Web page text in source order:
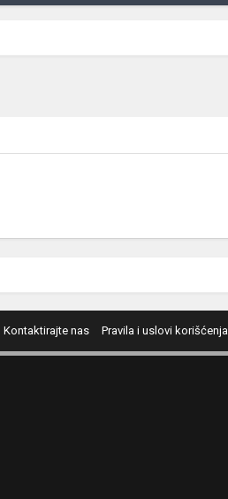
Kontaktirajte nas Pravila i uslovi korišćenja